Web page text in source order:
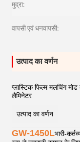
मुद्रा:
वापसी एवं धनवापसी:
उत्पाद का वर्णन
प्लास्टिक फिल्म मलचिंग
लैमिनेटर
उत्पाद का वर्णन
GW-1450Lभारी-